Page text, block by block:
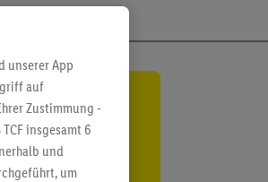
unserer App
auf
Zustimmung -
insgesamt 6
und
um